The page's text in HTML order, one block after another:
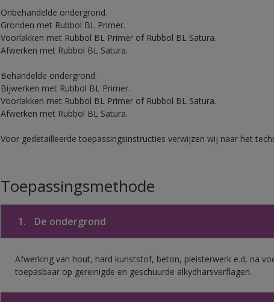
Onbehandelde ondergrond.
Gronden met Rubbol BL Primer.
Voorlakken met Rubbol BL Primer of Rubbol BL Satura.
Afwerken met Rubbol BL Satura.
Behandelde ondergrond.
Bijwerken met Rubbol BL Primer.
Voorlakken met Rubbol BL Primer of Rubbol BL Satura.
Afwerken met Rubbol BL Satura.
Voor gedetailleerde toepassingsinstructies verwijzen wij naar het
Toepassingsmethode
1. De ondergrond
Afwerking van hout, hard kunststof, beton, pleisterwerk e.d, na
toepasbaar op gereinigde en geschuurde alkydharsverflagen.